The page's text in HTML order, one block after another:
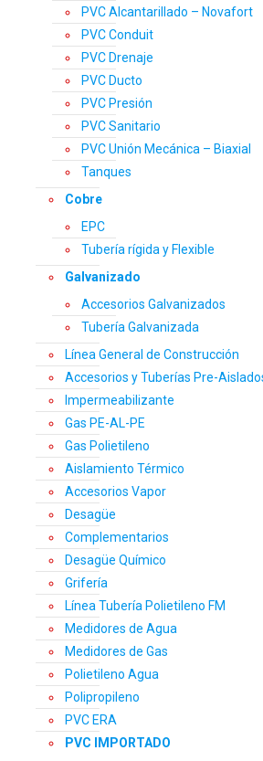
PVC Alcantarillado – Novafort
PVC Conduit
PVC Drenaje
PVC Ducto
PVC Presión
PVC Sanitario
PVC Unión Mecánica – Biaxial
Tanques
Cobre
EPC
Tubería rígida y Flexible
Galvanizado
Accesorios Galvanizados
Tubería Galvanizada
Línea General de Construcción
Accesorios y Tuberías Pre-
Impermeabilizante
Gas PE-AL-PE
Gas Polietileno
Aislamiento Térmico
Accesorios Vapor
Desagüe
Complementarios
Desagüe Químico
Grifería
Línea Tubería Polietileno FM
Medidores de Agua
Medidores de Gas
Polietileno Agua
Polipropileno
PVC ERA
PVC IMPORTADO